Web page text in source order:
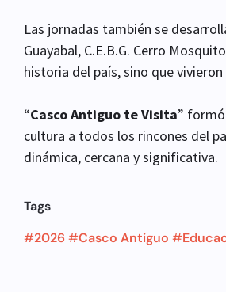
Las jornadas también se
Guayabal, C.E.B.G. Cerro
historia del país, sino que
“Casco Antiguo te Visita”
cultura a todos los rincones del
dinámica, cercana y significativa.
Tags
#2026#Casco Antiguo #